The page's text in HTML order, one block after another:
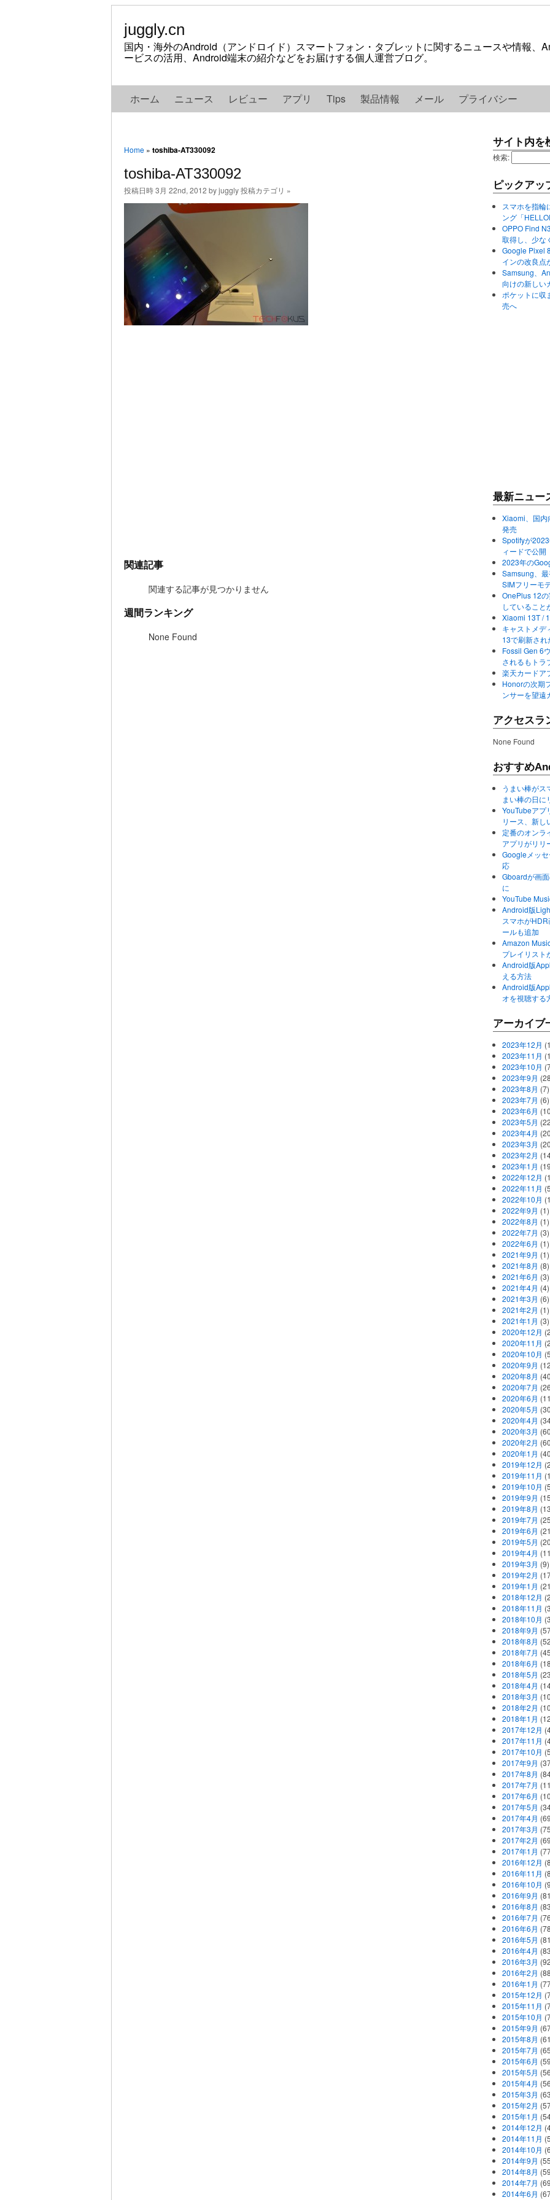
juggly.cn
国内・海外のAndroid（アンドロイド）スマートフォン・タブレットに関するニュースや情報、
ービスの活用、Android端末の紹介などをお届けする個人運営ブログ。
ホーム ニュース レビュー アプリ Tips 製品情報 メール プライバシー
Home » toshiba-AT330092
toshiba-AT330092
投稿日時 3月 22nd, 2012 by juggly 投稿カテゴリ »
関連記事
関連する記事が見つかりません
週間ランキング
None Found
サイト内を
検索:
ピックアッ
スマホを指輪
ング「
OPPO Find
取得し、少な
Google Pixel
インの改良点
Samsung、
向けの新しい
ポケットに収
売へ
最新ニュー
Xiaomi、国内
発売
Spotifyが
ィードで公開
2023年の
Samsung、
SIMフリーモ
OnePlus 12
していること
Xiaomi 13T /
キャストメデ
13で刷新さ
Fossil Gen 6
されるもトラ
楽天カードア
Honorの次期
ンサーを望遠
アクセスラ
None Found
おすすめ
うまい棒がス
まい棒の日に
YouTubeアプ
リース、新し
定番のオンラ
アプリがリリ
Googleメッ
応
Gboardが画
に
YouTube
Android版
スマホが
ールも追加
Amazon
プレイリスト
Android版
える方法
Android版
オを視聴する
アーカイブ
2023年12月
2023年11月
2023年10月
2023年9月
2023年8月 (7)
2023年7月 (6)
2023年6月
2023年5月
2023年4月
2023年3月
2023年2月
2023年1月
2022年12月
2022年11月
2022年10月
2022年9月 (1)
2022年8月 (1)
2022年7月 (3)
2022年6月 (1)
2021年9月 (1)
2021年8月 (8)
2021年6月 (3)
2021年4月 (4)
2021年3月 (6)
2021年2月 (1)
2021年1月 (3)
2020年12月
2020年11月
2020年10月
2020年9月
2020年8月
2020年7月
2020年6月
2020年5月
2020年4月
2020年3月
2020年2月
2020年1月
2019年12月
2019年11月
2019年10月
2019年9月
2019年8月
2019年7月
2019年6月
2019年5月
2019年4月
2019年3月 (9)
2019年2月
2019年1月
2018年12月
2018年11月
2018年10月
2018年9月
2018年8月
2018年7月
2018年6月
2018年5月
2018年4月
2018年3月
2018年2月
2018年1月
2017年12月
2017年11月
2017年10月
2017年9月
2017年8月
2017年7月
2017年6月
2017年5月
2017年4月
2017年3月
2017年2月
2017年1月
2016年12月
2016年11月
2016年10月
2016年9月
2016年8月
2016年7月
2016年6月
2016年5月
2016年4月
2016年3月
2016年2月
2016年1月
2015年12月
2015年11月
2015年10月
2015年9月
2015年8月
2015年7月
2015年6月
2015年5月
2015年4月
2015年3月
2015年2月
2015年1月
2014年12月
2014年11月
2014年10月
2014年9月
2014年8月
2014年7月
2014年6月